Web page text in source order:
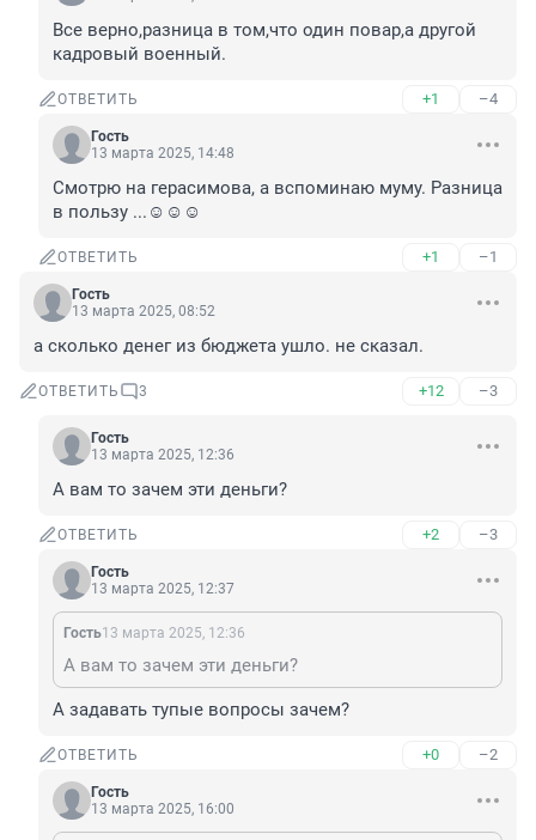
Все верно,разница в том,что один повар,а другой
кадровый военный.
ОТВЕТИТЬ +1 –4
Гость
13 марта 2025, 14:48
Смотрю на герасимова, а вспоминаю муму. Разница
в пользу ...☺☺☺
ОТВЕТИТЬ +1 –1
Гость
13 марта 2025, 08:52
а сколько денег из бюджета ушло. не сказал.
ОТВЕТИТЬ 3 +12 –3
Гость
13 марта 2025, 12:36
А вам то зачем эти деньги?
ОТВЕТИТЬ +2 –3
Гость
13 марта 2025, 12:37
Гость13 марта 2025, 12:36
А вам то зачем эти деньги?
А задавать тупые вопросы зачем?
ОТВЕТИТЬ +0 –2
Гость
13 марта 2025, 16:00